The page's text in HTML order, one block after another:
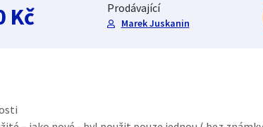
Kč Prodávající
Marek Juskanin